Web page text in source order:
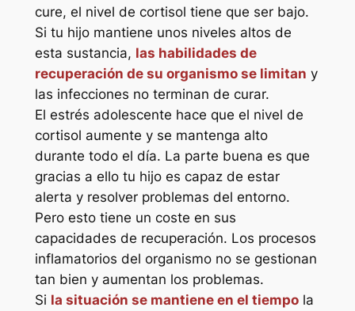
cure, el nivel de cortisol tiene que ser bajo.
Si tu hijo mantiene unos niveles altos de
esta sustancia, las habilidades de
recuperación de su organismo se limitan y
las infecciones no terminan de curar.
El estrés adolescente hace que el nivel de
cortisol aumente y se mantenga alto
durante todo el día. La parte buena es que
gracias a ello tu hijo es capaz de estar
alerta y resolver problemas del entorno.
Pero esto tiene un coste en sus
capacidades de recuperación. Los procesos
inflamatorios del organismo no se gestionan
tan bien y aumentan los problemas.
Si la situación se mantiene en el tiempola